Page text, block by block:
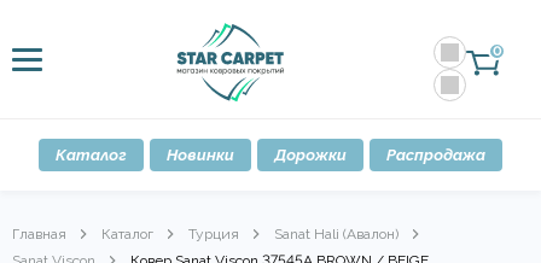
0
Каталог Новинки Дорожки Распродажа
Главная Каталог Турция
Sanat Hali (Авалон)